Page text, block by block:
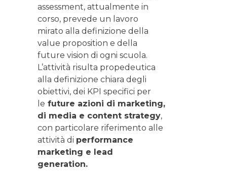
assessment, attualmente in
corso, prevede un lavoro
mirato alla definizione della
value proposition e della
future vision di ogni scuola.
L’attività risulta propedeutica
alla definizione chiara degli
obiettivi, dei KPI specifici per
le future azioni di marketing,
di media e content strategy,
con particolare riferimento alle
attività di performance
marketing e lead
generation.